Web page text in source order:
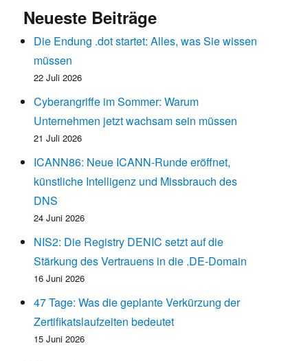
Neueste Beiträge
Die Endung .dot startet: Alles, was Sie wissen
müssen
22 Juli 2026
Cyberangriffe im Sommer: Warum
Unternehmen jetzt wachsam sein müssen
21 Juli 2026
ICANN86: Neue ICANN-Runde eröffnet,
künstliche Intelligenz und Missbrauch des
DNS
24 Juni 2026
NIS2: Die Registry DENIC setzt auf die
Stärkung des Vertrauens in die .DE-Domain
16 Juni 2026
47 Tage: Was die geplante Verkürzung der
Zertifikatslaufzeiten bedeutet
15 Juni 2026